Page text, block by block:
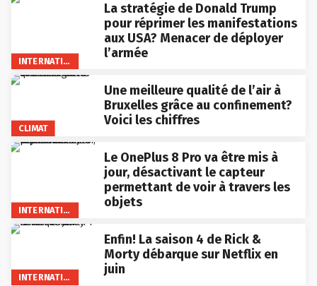
INTERNATIONAL
La stratégie de Donald Trump
pour réprimer les manifestations
aux USA? Menacer de déployer
l’armée
CLIMAT
Une meilleure qualité de l’air à
Bruxelles grâce au confinement?
Voici les chiffres
INTERNATIONAL
Le OnePlus 8 Pro va être mis à
jour, désactivant le capteur
permettant de voir à travers les
objets
INTERNATIONAL
Enfin! La saison 4 de Rick &
Morty débarque sur Netflix en
juin